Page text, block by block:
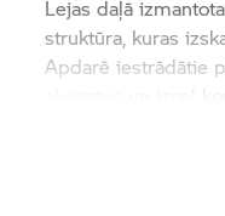
Lejas daļā
struktūra, kuras
Apdarē iestrādātie
akcentus un izceļ